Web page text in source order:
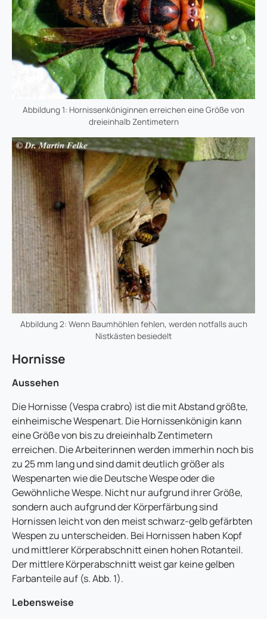
Abbildung 1: Hornissenköniginnen erreichen eine Größe von
dreieinhalb Zentimetern
Abbildung 2: Wenn Baumhöhlen fehlen, werden notfalls auch
Nistkästen besiedelt
Hornisse
Aussehen
Die Hornisse (Vespa crabro) ist die mit Abstand größte,
einheimische Wespenart. Die Hornissenkönigin kann
eine Größe von bis zu dreieinhalb Zentimetern
erreichen. Die Arbeiterinnen werden immerhin noch bis
zu 25 mm lang und sind damit deutlich größer als
Wespenarten wie die Deutsche Wespe oder die
Gewöhnliche Wespe. Nicht nur aufgrund ihrer Größe,
sondern auch aufgrund der Körperfärbung sind
Hornissen leicht von den meist schwarz-gelb gefärbten
Wespen zu unterscheiden. Bei Hornissen haben Kopf
und mittlerer Körperabschnitt einen hohen Rotanteil.
Der mittlere Körperabschnitt weist gar keine gelben
Farbanteile auf (s. Abb. 1).
Lebensweise